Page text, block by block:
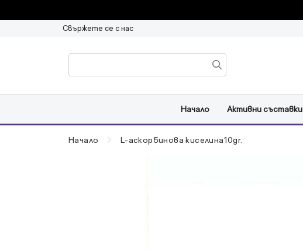
Свържете се с нас
Начало Активни съставки
Начало L-аскорбинова киселинa10gr.